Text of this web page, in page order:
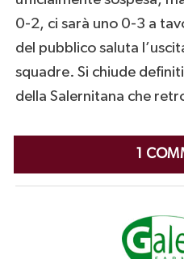
0-2, ci sarà uno 0-3 a
del pubblico saluta
squadre. Si chiude
della Salernitana che
1